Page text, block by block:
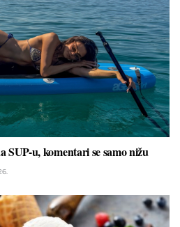
u, komentari se samo nižu